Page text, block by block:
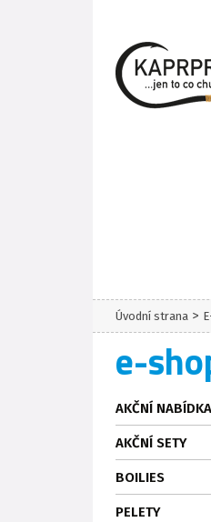
Úvodní strana >
e-
AKČNÍ NABÍDKA
AKČNÍ SETY
BOILIES
PELETY